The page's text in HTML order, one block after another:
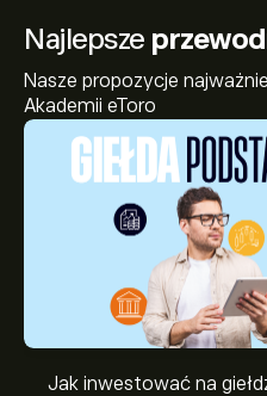
Najlepsze
Nasze propozycje
Akademii eToro
Jak inwestować na